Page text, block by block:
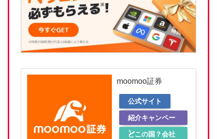
moomoo証券
公式サイト
紹介キャンペー
ン
どこの国？会社